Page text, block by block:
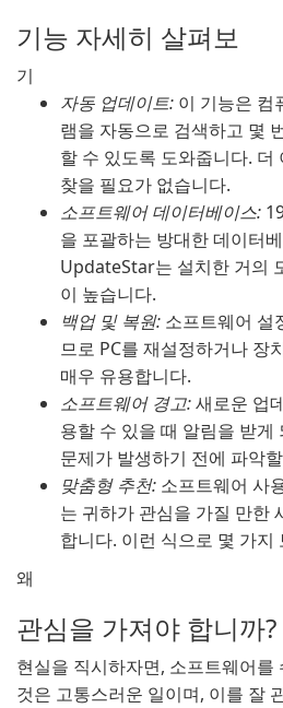
기능 자세히 살펴보
기
자동 업데이트: 이 기능은 컴
램을 자동으로 검색하고 몇
할 수 있도록 도와줍니다. 더
찾을 필요가 없습니다.
소프트웨어 데이터베이스:
을 포괄하는 방대한 데이터
UpdateStar는 설치한 거의
이 높습니다.
백업 및 복원: 소프트웨어 설
므로 PC를 재설정하거나 장
매우 유용합니다.
소프트웨어 경고:새로운 업
용할 수 있을 때 알림을 받
문제가 발생하기 전에 파악
맞춤형 추천: 소프트웨어 사
는 귀하가 관심을 가질 만한
합니다. 이런 식으로 몇 가지
왜
관심을 가져야 합니까?
현실을 직시하자면, 소프트웨어를
것은 고통스러운 일이며, 이를 잘